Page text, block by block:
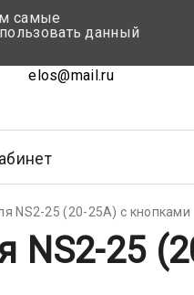
elos@mail.ru
NS2-25 (20-25А) с кнопками
NS2-25
самые
данный